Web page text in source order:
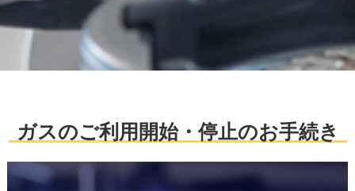
ガスのご利用開始・停止のお手続き